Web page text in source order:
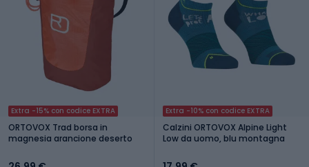
Extra -15% con codice EXTRA
ORTOVOX Trad borsa in
magnesia arancione deserto
Extra -10% con codice EXTRA
Calzini ORTOVOX Alpine Light
Low da uomo, blu montagna